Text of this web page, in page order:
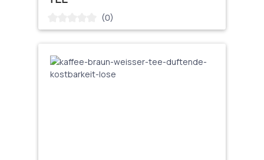
Durchschnittliche Bewertung von 0 von 5 Sternen
(0)